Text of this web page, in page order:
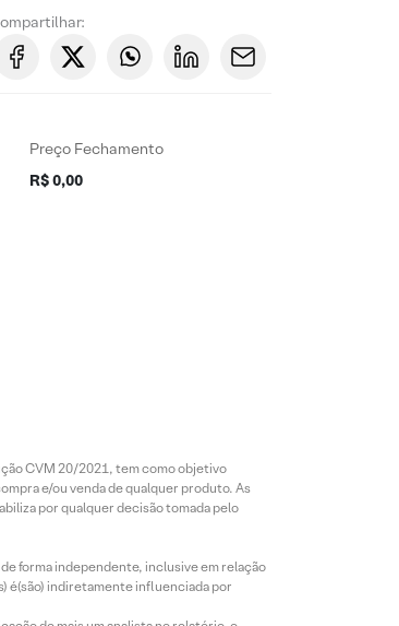
Preço Fechamento
R$ 0,00
CVM 20/2021, tem como objetivo
e/ou venda de qualquer produto. As
por qualquer decisão tomada pelo
forma independente, inclusive em relação
é(são) indiretamente influenciada por